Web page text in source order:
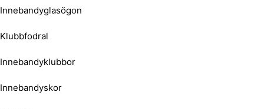
Innebandyglasögon
Klubbfodral
Innebandyklubbor
Innebandyskor